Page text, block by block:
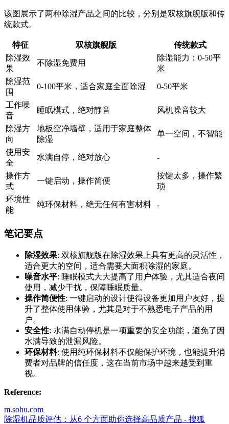
该图展示了两种除湿产品之间的比较，分别是双核旗舰版和传
统款式。
特征 双核旗舰版
传统款式
除湿效
果
不除湿免费用
除湿能力：0-50平
米
除湿范
围
0-100平米，适合家庭全面除湿 0-50平米
工作噪
音
睡眠模式，绝对静音 风机噪音较大
除湿方
向
地板空净墙壁，适用于家庭整体
除湿
单一空间，不智能
使用安
全
水满自停，绝对放心 -
操作方
式
一键启动，操作简便
按键太多，操作繁
琐
环境性
能
纯环保材料，绝无任何有害材料 -
笔记要点
除湿效果: 双核旗舰版在除湿效果上具有更高的灵活性，
适合更大的空间，适合需要大面积除湿的家庭。
噪音水平: 睡眠模式大大提高了用户体验，尤其适合夜间
使用，减少干扰，保障睡眠质量。
操作简便性: 一键启动的设计使得设备更加用户友好，提
升了整体使用体验，尤其是对于不熟悉电子产品的用
户。
安全性: 水满自动停机是一项重要的安全功能，避免了因
水满导致的泄漏风险。
环保材料: 使用纯环保材料不仅能保护环境，也能提升消
费者对品牌的信任度，这在当前市场中越来越受到重
视。
Reference:
m.sohu.com
除湿机品质评估：从6 个方面助你选择高品质产品 - 搜狐